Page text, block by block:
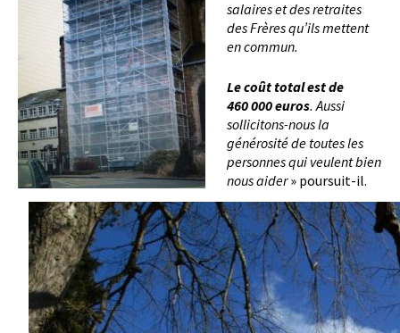
salaires et des retraites
des Frères qu’ils mettent
en commun.
Le coût total est de
460 000 euros. Aussi
sollicitons-nous la
générosité de toutes les
personnes qui veulent bien
nous aider» poursuit-il.